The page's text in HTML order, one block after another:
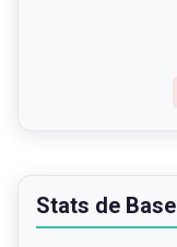
Stats de Base